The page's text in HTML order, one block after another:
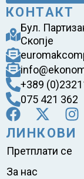
КОНТАКТ
Бул.
Скопје
+389
075 421 362
ЛИНКОВИ
Претплати се
За нас